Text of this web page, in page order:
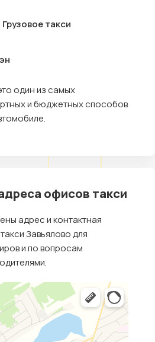
Грузовое такси
один из самых
и бюджетных способов
офисов такси
адрес и контактная
Завьялово для
и по вопросам